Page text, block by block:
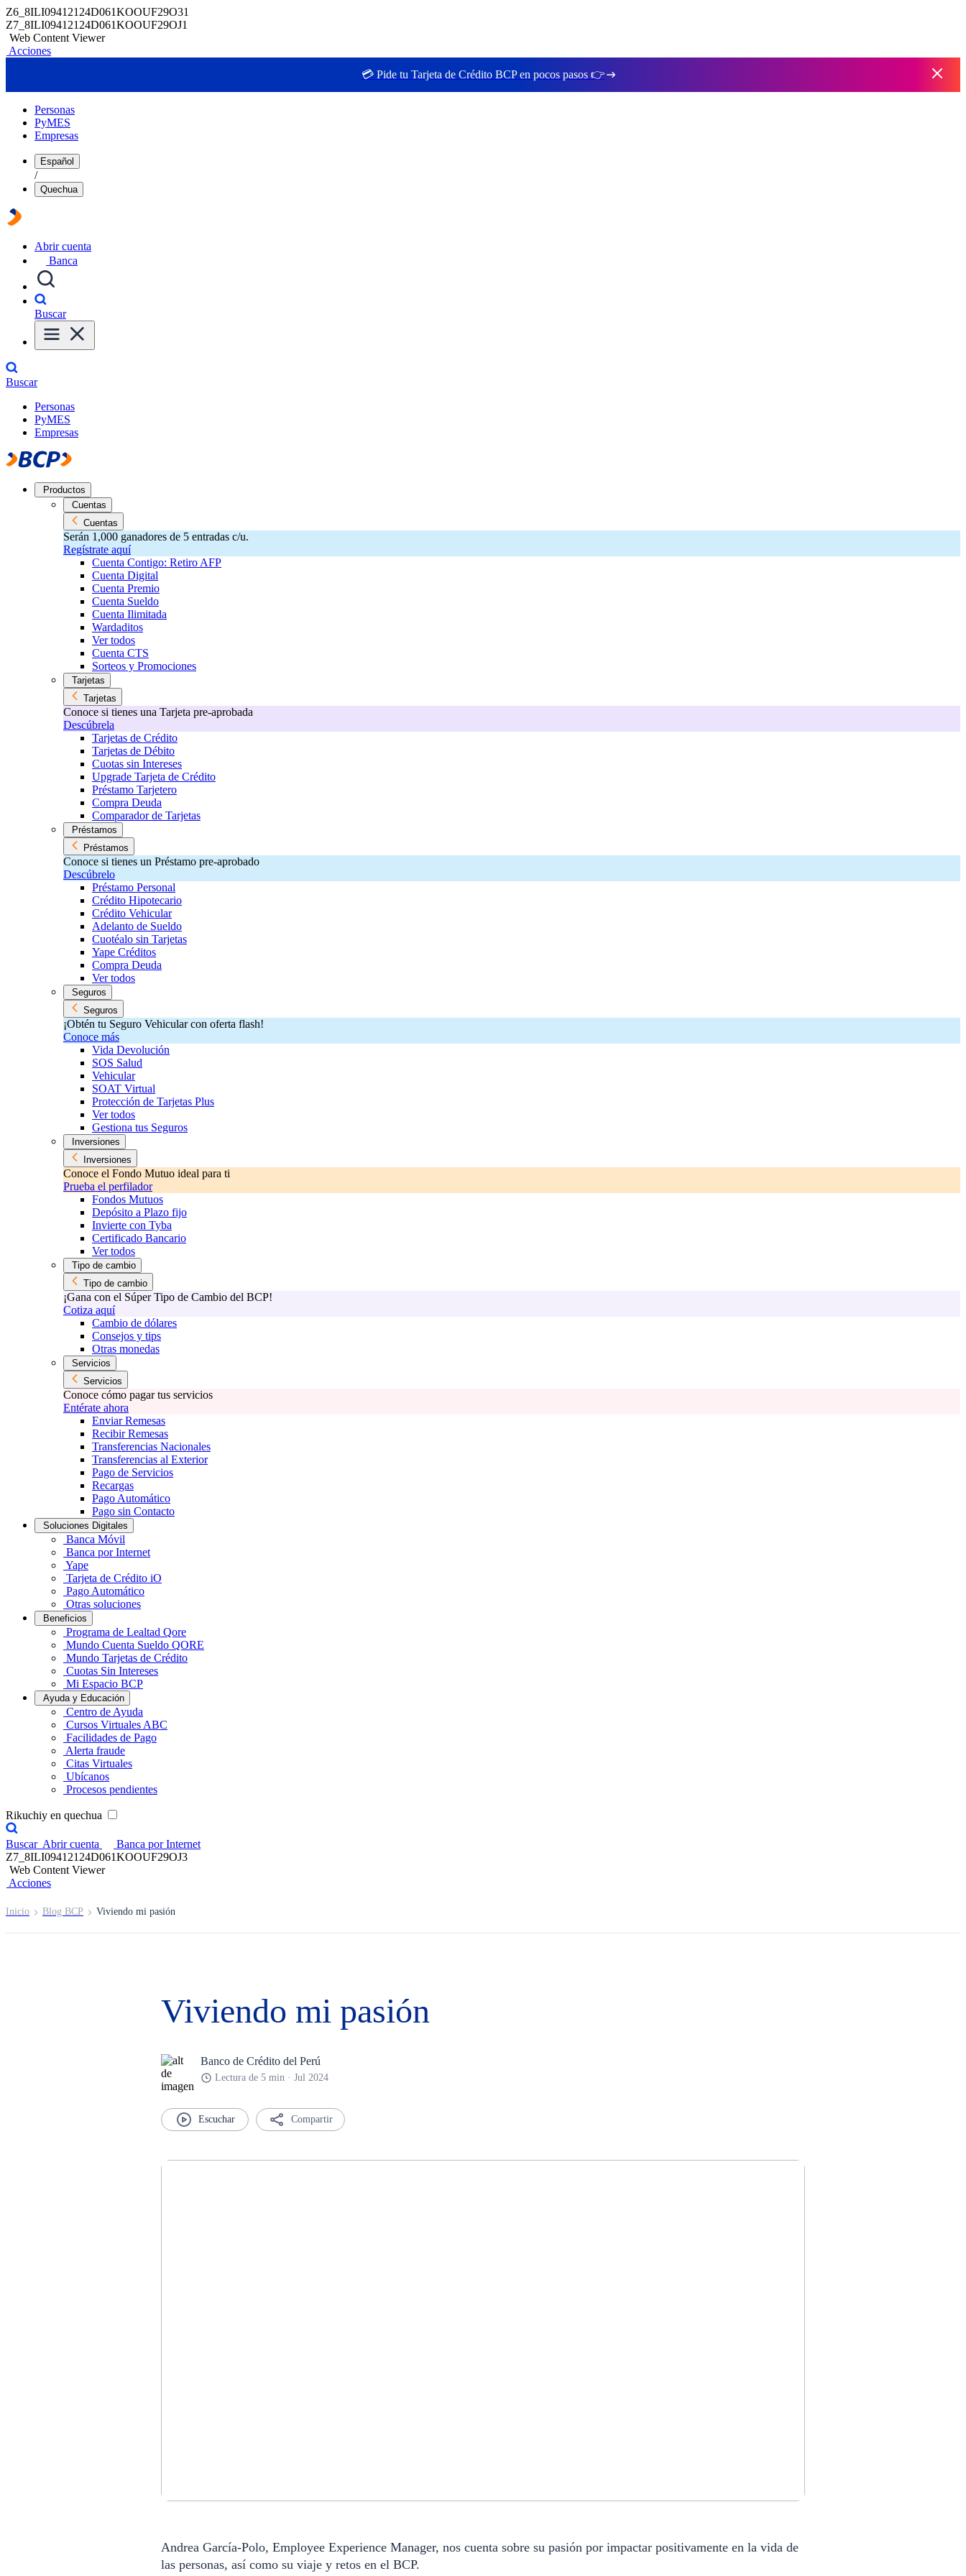
Z6_8ILI09412124D061KOOUF29O31
Z7_8ILI09412124D061KOOUF29OJ1
Web Content Viewer
Acciones
💳 Pide tu Tarjeta de Crédito BCP en pocos pasos 👉
Personas
PyMES
Empresas
Español
/
Quechua
Abrir cuenta
Banca
Buscar
Buscar
Personas
PyMES
Empresas
Productos
Cuentas
Cuentas
Serán 1,000 ganadores de 5 entradas c/u.
Regístrate aquí
Cuenta Contigo: Retiro AFP
Cuenta Digital
Cuenta Premio
Cuenta Sueldo
Cuenta Ilimitada
Wardaditos
Ver todos
Cuenta CTS
Sorteos y Promociones
Tarjetas
Tarjetas
Conoce si tienes una Tarjeta pre-aprobada
Descúbrela
Tarjetas de Crédito
Tarjetas de Débito
Cuotas sin Intereses
Upgrade Tarjeta de Crédito
Préstamo Tarjetero
Compra Deuda
Comparador de Tarjetas
Préstamos
Préstamos
Conoce si tienes un Préstamo pre-aprobado
Descúbrelo
Préstamo Personal
Crédito Hipotecario
Crédito Vehicular
Adelanto de Sueldo
Cuotéalo sin Tarjetas
Yape Créditos
Compra Deuda
Ver todos
Seguros
Seguros
¡Obtén tu Seguro Vehicular con oferta flash!
Conoce más
Vida Devolución
SOS Salud
Vehicular
SOAT Virtual
Protección de Tarjetas Plus
Ver todos
Gestiona tus Seguros
Inversiones
Inversiones
Conoce el Fondo Mutuo ideal para ti
Prueba el perfilador
Fondos Mutuos
Depósito a Plazo fijo
Invierte con Tyba
Certificado Bancario
Ver todos
Tipo de cambio
Tipo de cambio
¡Gana con el Súper Tipo de Cambio del BCP!
Cotiza aquí
Cambio de dólares
Consejos y tips
Otras monedas
Servicios
Servicios
Conoce cómo pagar tus servicios
Entérate ahora
Enviar Remesas
Recibir Remesas
Transferencias Nacionales
Transferencias al Exterior
Pago de Servicios
Recargas
Pago Automático
Pago sin Contacto
Soluciones Digitales
Banca Móvil
Banca por Internet
Yape
Tarjeta de Crédito iO
Pago Automático
Otras soluciones
Beneficios
Programa de Lealtad Qore
Mundo Cuenta Sueldo QORE
Mundo Tarjetas de Crédito
Cuotas Sin Intereses
Mi Espacio BCP
Ayuda y Educación
Centro de Ayuda
Cursos Virtuales ABC
Facilidades de Pago
Alerta fraude
Citas Virtuales
Ubícanos
Procesos pendientes
Rikuchiy en quechua
Buscar Abrir cuenta
Banca por Internet
Z7_8ILI09412124D061KOOUF29OJ3
Web Content Viewer
Acciones
Inicio Blog BCP Viviendo mi pasión
Viviendo mi pasión
Banco de Crédito del Perú
Lectura de 5 min · Jul 2024
Compartir
Andrea García-Polo, Employee Experience Manager, nos cuenta sobre su pasión por impactar positivamente en la vida de
las personas, así como su viaje y retos en el BCP.